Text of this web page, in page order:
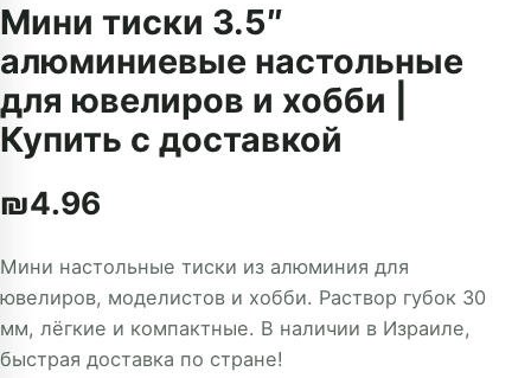
Мини тиски 3.5″
алюминиевые настольные
для ювелиров и хобби |
Купить с доставкой
₪4.96
Мини настольные тиски из алюминия для
ювелиров, моделистов и хобби. Раствор губок 30
мм, лёгкие и компактные. В наличии в Израиле,
быстрая доставка по стране!